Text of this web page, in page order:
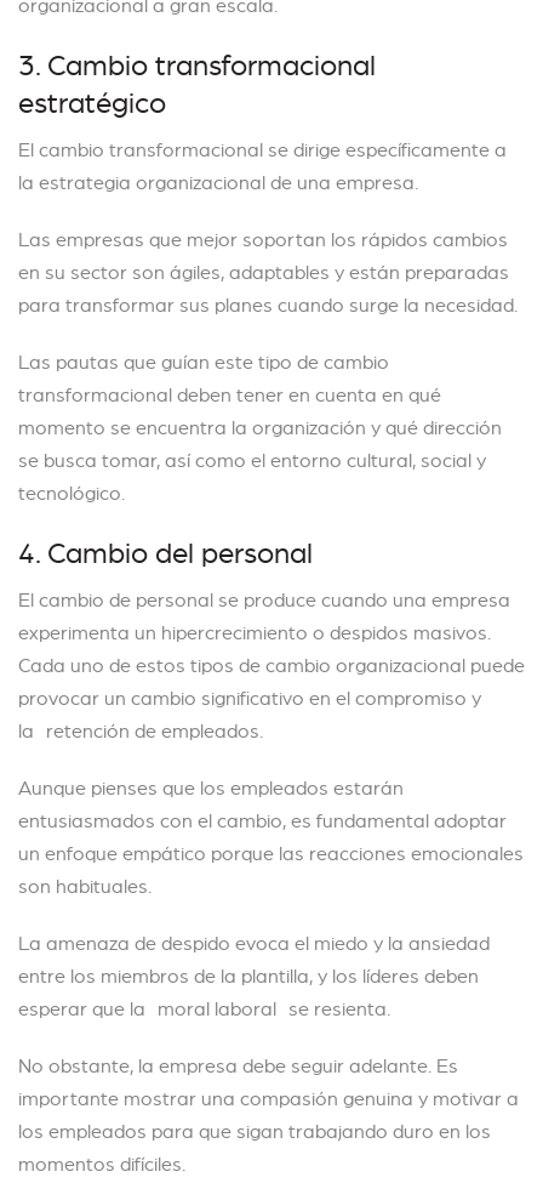
3. Cambio transformacional
estratégico
El cambio transformacional se dirige específicamente a
la estrategia organizacional de una empresa.
Las empresas que mejor soportan los rápidos cambios
en su sector son ágiles, adaptables y están preparadas
para transformar sus planes cuando surge la necesidad.
Las pautas que guían este tipo de cambio
transformacional deben tener en cuenta en qué
momento se encuentra la organización y qué dirección
se busca tomar, así como el entorno cultural, social y
tecnológico.
4. Cambio del personal
El cambio de personal se produce cuando una empresa
experimenta un hipercrecimiento o despidos masivos.
Cada uno de estos tipos de cambio organizacional puede
provocar un cambio significativo en el compromiso y
la retención de empleados.
Aunque pienses que los empleados estarán
entusiasmados con el cambio, es fundamental adoptar
un enfoque empático porque las reacciones emocionales
son habituales.
La amenaza de despido evoca el miedo y la ansiedad
entre los miembros de la plantilla, y los líderes deben
esperar que la moral laboral se resienta.
No obstante, la empresa debe seguir adelante. Es
importante mostrar una compasión genuina y motivar a
los empleados para que sigan trabajando duro en los
momentos difíciles.